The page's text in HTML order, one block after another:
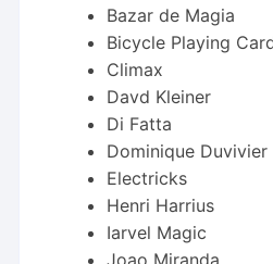
Bazar de Magia
Bicycle Playing
Climax
Davd Kleiner
Di Fatta
Dominique Duvivier
Electricks
Henri Harrius
Iarvel Magic
Joao Miranda